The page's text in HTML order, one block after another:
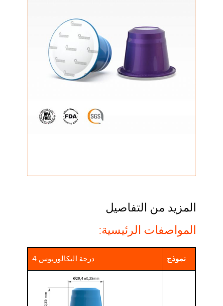
المزيد من التفاصيل
المواصفات الرئيسية:
نموذج درجة البكالوريوس 4